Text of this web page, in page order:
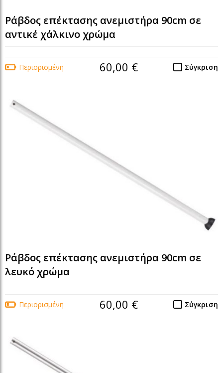
Ράβδος επέκτασης ανεμιστήρα 90cm σε
αντικέ χάλκινο χρώμα
Περιορισμένη Σύγκριση
60,00 €
Ράβδος επέκτασης ανεμιστήρα 90cm σε
λευκό χρώμα
Περιορισμένη Σύγκριση
60,00 €